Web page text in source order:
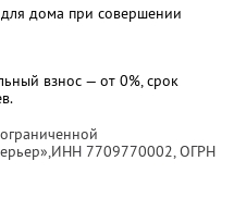
для дома при совершении
взнос — от 0%, срок
ИНН 7709770002, ОГРН